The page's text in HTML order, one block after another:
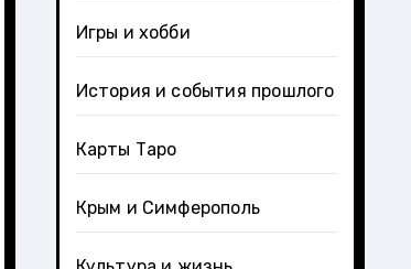
Игры и хобби
История и события прошлого
Карты Таро
Крым и Симферополь